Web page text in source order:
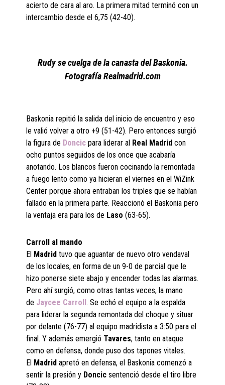
acierto de cara al aro. La primera mitad terminó con un
intercambio desde el 6,75 (42-40).
Rudy se cuelga de la canasta del Baskonia.
Fotografía Realmadrid.com
Baskonia repitió la salida del inicio de encuentro y eso
le valió volver a otro +9 (51-42). Pero entonces surgió
la figura de Doncic para liderar al Real Madrid con
ocho puntos seguidos de los once que acabaría
anotando. Los blancos fueron cocinando la remontada
a fuego lento como ya hicieran el viernes en el WiZink
Center porque ahora entraban los triples que se habían
fallado en la primera parte. Reaccionó el Baskonia pero
la ventaja era para los de Laso(63-65).
Carroll al mando
El Madridtuvo que aguantar de nuevo otro vendaval
de los locales, en forma de un 9-0 de parcial que le
hizo ponerse siete abajo y encender todas las alarmas.
Pero ahí surgió, como otras tantas veces, la mano
de Jaycee Carroll. Se echó el equipo a la espalda
para liderar la segunda remontada del choque y situar
por delante (76-77) al equipo madridista a 3:50 para el
final. Y además emergió Tavares, tanto en ataque
como en defensa, donde puso dos tapones vitales.
El Madridapretó en defensa, el Baskonia comenzó a
sentir la presión y Doncicsentenció desde el tiro libre